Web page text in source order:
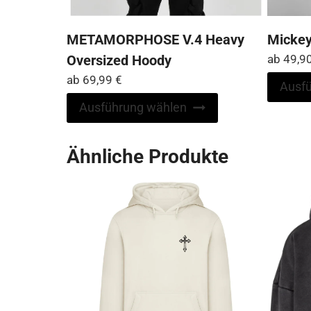
METAMORPHOSE V.4 Heavy
Oversized Hoody
ab 69,99 €
Ausführung wählen
Produkt
mehrere
Die
Optionen
können
auf
der
Produktseite
ab
Ähnliche Produkte